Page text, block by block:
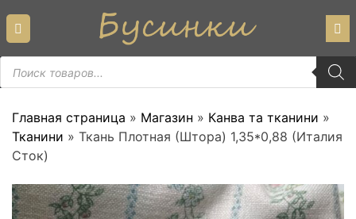
content
Пошук
товарів
Главная страница » Магазин » Канва та тканини »
Тканини » Ткань Плотная (Штора) 1,35*0,88 (Италия
Сток)